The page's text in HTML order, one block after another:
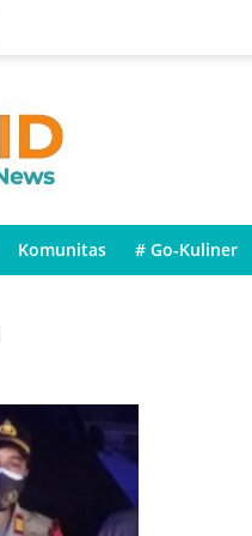
Komunitas # Go-Kuliner